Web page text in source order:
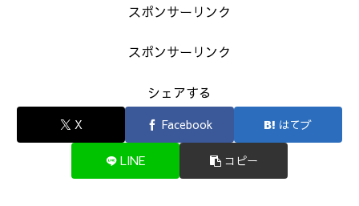
スポンサーリンク
スポンサーリンク
シェアする
X Facebook はてブ
LINE コピー